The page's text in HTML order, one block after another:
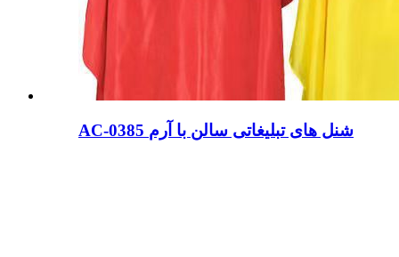
AC-0385 شنل های تبلیغاتی سالن با آرم